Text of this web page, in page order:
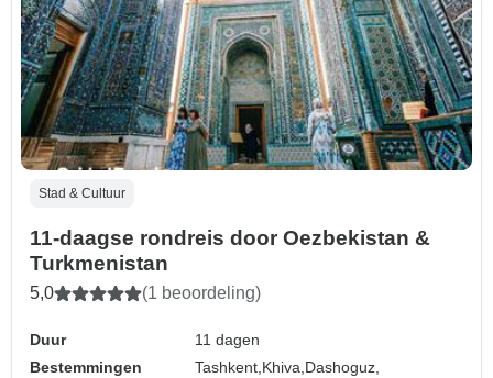
Stad & Cultuur
11-daagse rondreis door Oezbekistan &
Turkmenistan
5,0 (1 beoordeling)
Duur
11 dagen
Bestemmingen
Tashkent,Khiva,Dashoguz,